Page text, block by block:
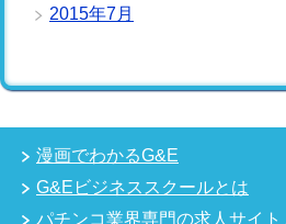
2015年7月
漫画でわかるG&E
G&Eビジネススクールとは
パチンコ業界専門の求人サイ